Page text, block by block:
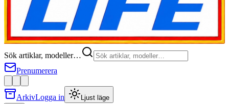
Sök artiklar, modeller…
Prenumerera
ArkivLogga in Ljust läge